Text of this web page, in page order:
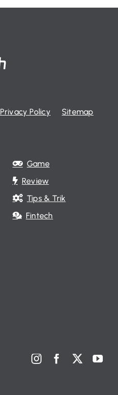
Privacy Policy
Sitemap
Game
Review
Tips & Trik
Fintech